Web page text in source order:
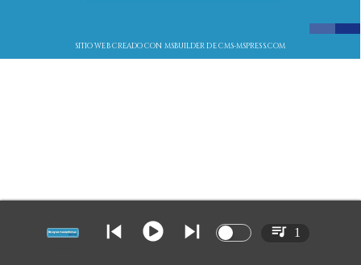
SITIO WEB CREADO CON MSBUILDER DE CMS-MSPRESS.COM
1